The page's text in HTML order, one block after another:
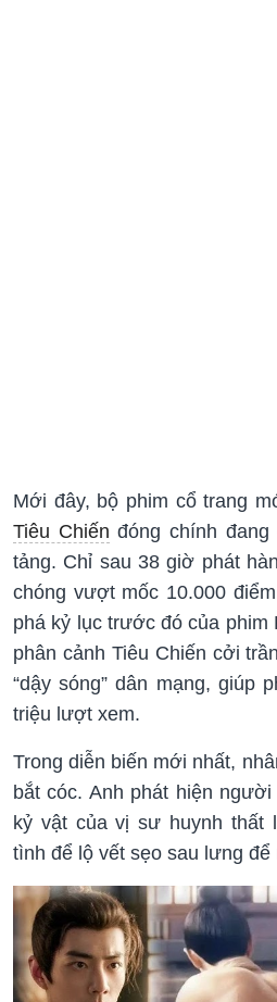
Mới đây, bộ phim cổ trang
Tiêu Chiến đóng chính
tảng. Chỉ sau 38 giờ phát
chóng vượt mốc 10.000
phá kỷ lục trước đó của phim
phân cảnh Tiêu Chiến cởi
“dậy sóng” dân mạng, giúp
triệu lượt xem.
Trong diễn biến mới nhất,
bắt cóc. Anh phát hiện
kỷ vật của vị sư huynh thất
tình để lộ vết sẹo sau lưng để